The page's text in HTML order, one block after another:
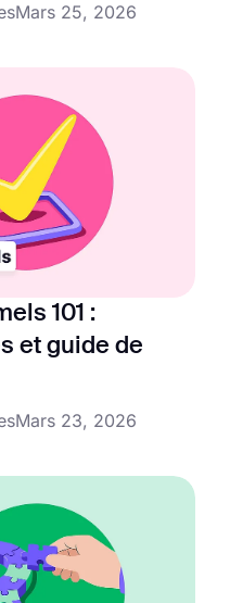
Mars 25, 2026
101 :
et guide de
Mars 23, 2026